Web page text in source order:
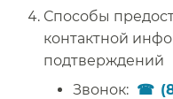
Способы
контактной
подтверждений​​
Звонок:​​